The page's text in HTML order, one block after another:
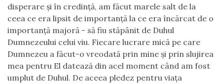
disperare şi în credinţă, am făcut marele salt de la
ceea ce era lipsit de importanţă la ce era încărcat de o
importanţă majoră - să fiu stăpânit de Duhul
Dumnezeului celui viu. Fiecare lucrare mică pe care
Dumnezeu a făcut-o vreodată prin mine şi prin slujirea
mea pentru El datează din acel moment când am fost
umplut de Duhul. De aceea pledez pentru viaţa